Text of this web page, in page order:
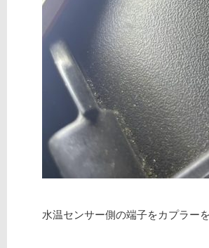
水温センサー側の端子をカプラー